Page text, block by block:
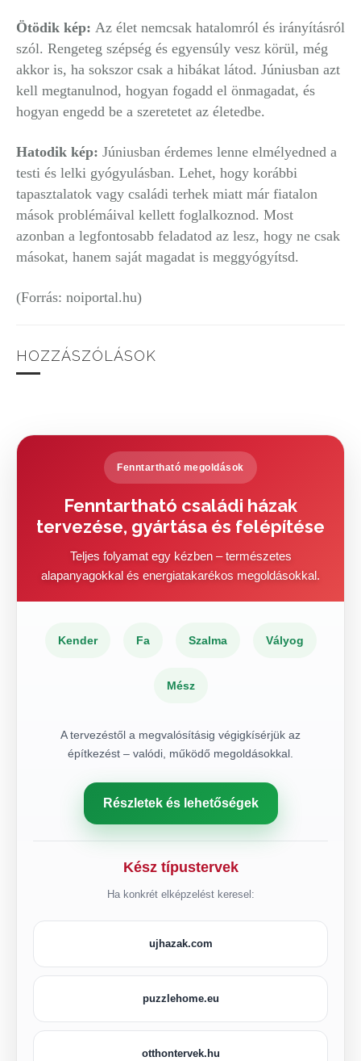
Ötödik kép: Az élet nemcsak hatalomról és irányításról
szól. Rengeteg szépség és egyensúly vesz körül, még
akkor is, ha sokszor csak a hibákat látod. Júniusban azt
kell megtanulnod, hogyan fogadd el önmagadat, és
hogyan engedd be a szeretetet az életedbe.
Hatodik kép: Júniusban érdemes lenne elmélyedned a
testi és lelki gyógyulásban. Lehet, hogy korábbi
tapasztalatok vagy családi terhek miatt már fiatalon
mások problémáival kellett foglalkoznod. Most
azonban a legfontosabb feladatod az lesz, hogy ne csak
másokat, hanem saját magadat is meggyógyítsd.
(Forrás: noiportal.hu)
HOZZÁSZÓLÁSOK
Fenntartható megoldások
Fenntartható családi házak
tervezése, gyártása és felépítése
Teljes folyamat egy kézben – természetes
alapanyagokkal és energiatakarékos megoldásokkal.
Kender Fa Szalma Vályog
Mész
A tervezéstől a megvalósításig végigkísérjük az
építkezést – valódi, működő megoldásokkal.
Részletek és lehetőségek
Kész típustervek
Ha konkrét elképzelést keresel:
ujhazak.com
puzzlehome.eu
otthontervek.hu